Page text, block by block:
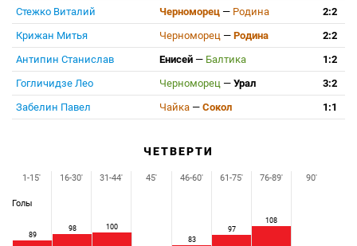
Стежко Виталий
Черноморец — Родина
2:2
Крижан Митья
Черноморец — Родина
2:2
Антипин Станислав
Енисей — Балтика
1:2
Гогличидзе Лео
Черноморец — Урал
3:2
Забелин Павел
Чайка — Сокол 1:1
ЧЕТВЕРТИ
Голы
89
98 100
83
97
108
1-15' 16-30' 31-44' 45' 46-60' 61-75' 76-89' 90'